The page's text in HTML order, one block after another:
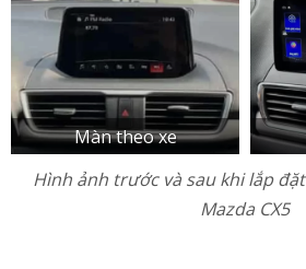
Màn theo xe
Hình ảnh trước và sau khi lắp
Mazda CX5